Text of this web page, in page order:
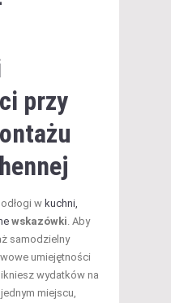
przy
w kuchni,
wskazówki . Aby
samodzielny
umiejętności
wydatków na
miejscu,